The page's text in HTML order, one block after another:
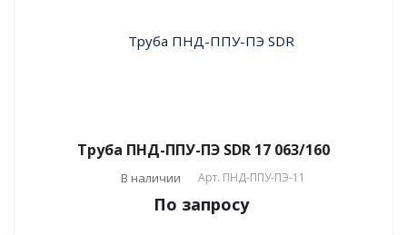
Труба ПНД-ППУ-ПЭ SDR 17 063/160
В наличии Арт. ПНД-ППУ-ПЭ-11
По запросу